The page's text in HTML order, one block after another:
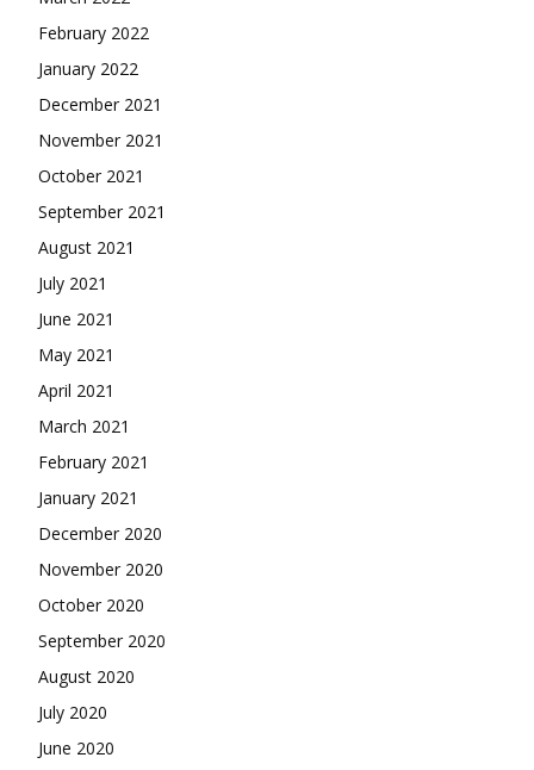
February 2022
January 2022
December 2021
November 2021
October 2021
September 2021
August 2021
July 2021
June 2021
May 2021
April 2021
March 2021
February 2021
January 2021
December 2020
November 2020
October 2020
September 2020
August 2020
July 2020
June 2020